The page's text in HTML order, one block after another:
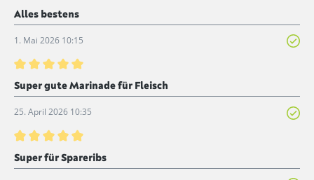
Bewertung mit 5 von 5 Sternen
Alles bestens
1. Mai 2026 10:15
Bewertung mit 5 von 5 Sternen
Super gute Marinade für Fleisch
25. April 2026 10:35
Bewertung mit 5 von 5 Sternen
Super für Spareribs